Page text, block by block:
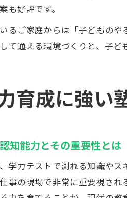
も好評です。
るご家庭からは「子どもの
て通える環境づくりと、子ど
育成に強い
知能力とその重要性とは
学力テストで測れる知識や
事の現場で非常に重要視さ